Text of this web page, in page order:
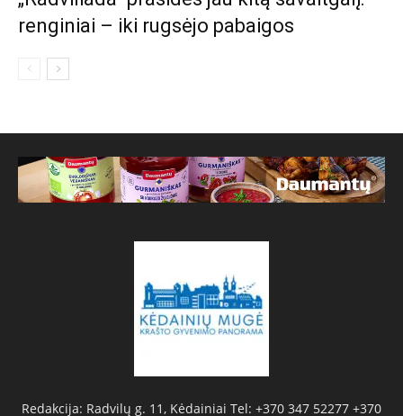
renginiai – iki rugsėjo pabaigos
Redakcija: Radvilų g. 11, Kėdainiai Tel: +370 347 52277 +370